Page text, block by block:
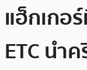
แฮ็กเกอ
ETC นำ